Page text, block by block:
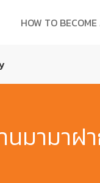
HOW TO
มามาฝ